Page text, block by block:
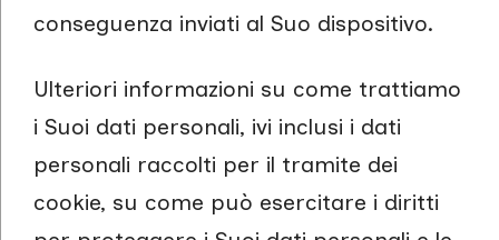
conseguenza inviati al Suo dispositivo.
Ulteriori informazioni su come trattiamo
i Suoi dati personali, ivi inclusi i dati
personali raccolti per il tramite dei
cookie, su come può esercitare i diritti